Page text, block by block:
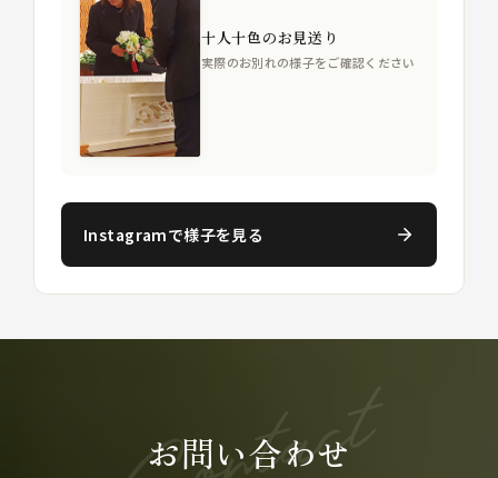
十人十色のお見送り
実際のお別れの様子をご確認ください
Instagramで様子を見る
お問い合わせ